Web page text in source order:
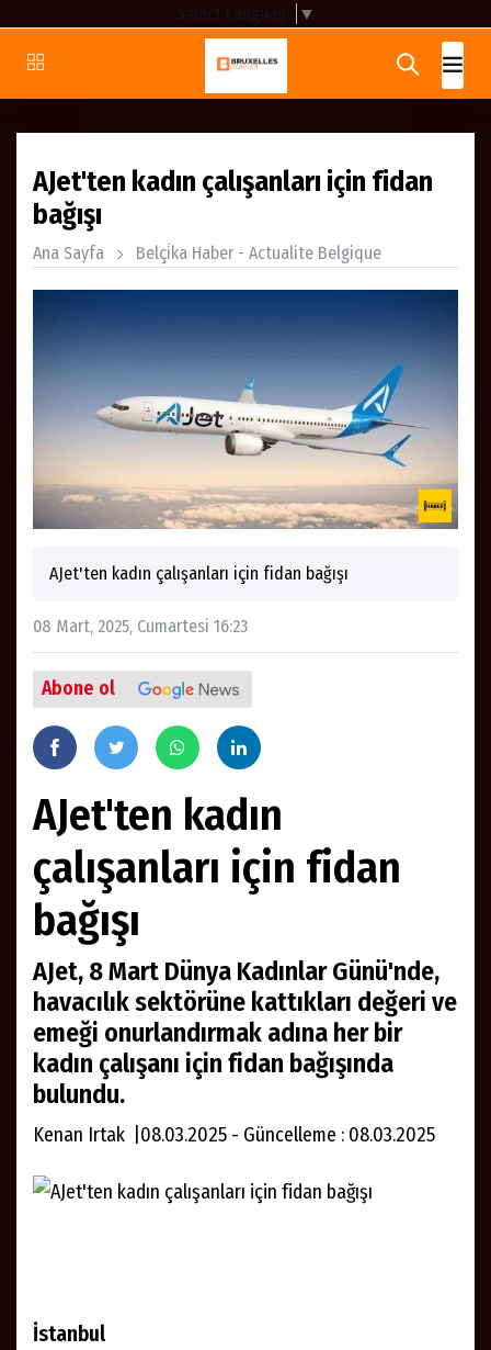
▼
AJet'ten kadın çalışanları için fidan
bağışı
Ana Sayfa Belçi̇ka Haber - Actualite Belgique
AJet'ten kadın çalışanları için fidan bağışı
08 Mart, 2025, Cumartesi 16:23
Abone ol
AJet'ten kadın
çalışanları için fidan
bağışı
AJet, 8 Mart Dünya Kadınlar Günü'nde,
havacılık sektörüne kattıkları değeri ve
emeği onurlandırmak adına her bir
kadın çalışanı için fidan bağışında
bulundu.
Kenan Irtak |08.03.2025 - Güncelleme : 08.03.2025
İstanbul